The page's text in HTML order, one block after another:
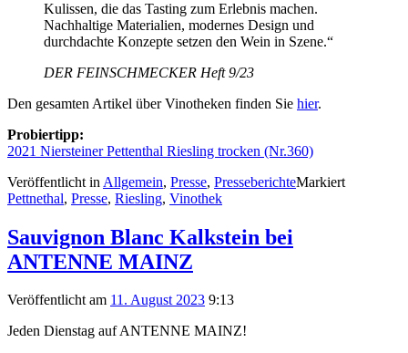
Kulissen, die das Tasting zum Erlebnis machen.
Nachhaltige Materialien, modernes Design und
durchdachte Konzepte setzen den Wein in Szene.“
DER FEINSCHMECKER Heft 9/23
Den gesamten Artikel über Vinotheken finden Sie hier.
Probiertipp:
2021 Niersteiner Pettenthal Riesling trocken (Nr.360)
Veröffentlicht in Allgemein, Presse, PresseberichteMarkiert
Pettnethal, Presse, Riesling, Vinothek
Sauvignon Blanc Kalkstein bei
ANTENNE MAINZ
Veröffentlicht am 11. August 2023 9:13
Jeden Dienstag auf ANTENNE MAINZ!